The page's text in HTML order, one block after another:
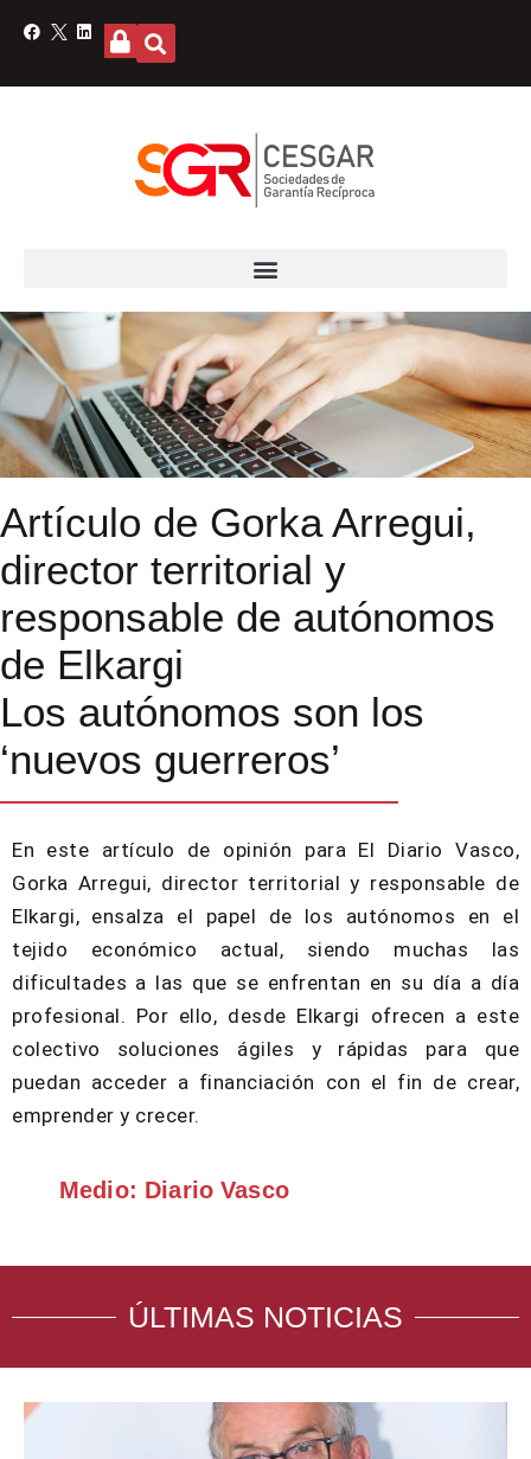
Artículo de Gorka Arregui,
director territorial y
responsable de autónomos
de Elkargi
Los autónomos son los
‘nuevos guerreros’
En este artículo de opinión para El Diario Vasco,
Gorka Arregui, director territorial y responsable de
Elkargi, ensalza el papel de los autónomos en el
tejido económico actual, siendo muchas las
dificultades a las que se enfrentan en su día a día
profesional. Por ello, desde Elkargi ofrecen a este
colectivo soluciones ágiles y rápidas para que
puedan acceder a financiación con el fin de crear,
emprender y crecer.
Medio: Diario Vasco
ÚLTIMAS NOTICIAS